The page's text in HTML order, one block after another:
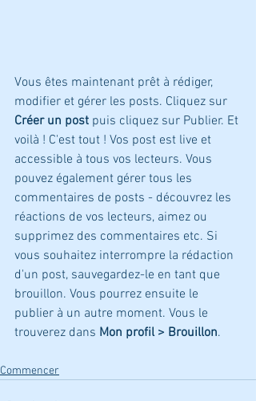
Vous êtes maintenant prêt à rédiger,
modifier et gérer les posts. Cliquez sur
Créer un post puis cliquez sur Publier. Et
voilà ! C'est tout ! Vos post est live et
accessible à tous vos lecteurs. Vous
pouvez également gérer tous les
commentaires de posts - découvrez les
réactions de vos lecteurs, aimez ou
supprimez des commentaires etc. Si
vous souhaitez interrompre la rédaction
d'un post, sauvegardez-le en tant que
brouillon. Vous pourrez ensuite le
publier à un autre moment. Vous le
trouverez dans Mon profil > Brouillon.
Commencer